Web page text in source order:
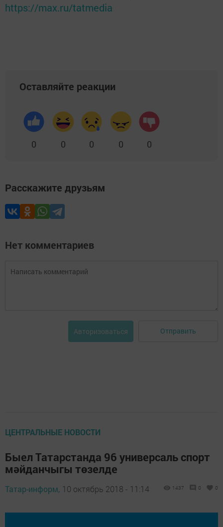
https://max.ru/tatmedia
Оставляйте реакции
0 0 0 0 0
Расскажите друзьям
Нет комментариев
Авторизоваться Отправить
ЦЕНТРАЛЬНЫЕ НОВОСТИ
Быел Татарстанда 96 универсаль спорт
мәйданчыгы төзелде
Татар-информ, 10 октябрь 2018 - 11:14 1437 0 0